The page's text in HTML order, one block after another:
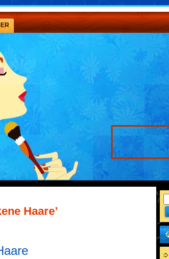
Haare’